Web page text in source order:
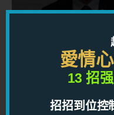
利用心理學，手段
人脈網絡及一
按
愛情
13 招
招招到位控